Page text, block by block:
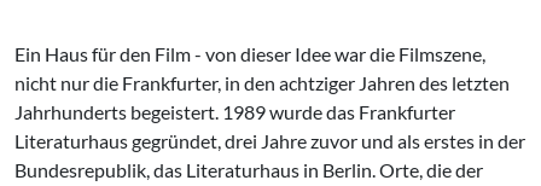
Ein Haus für den Film - von dieser Idee war die Filmszene,
nicht nur die Frankfurter, in den achtziger Jahren des letzten
Jahrhunderts begeistert. 1989 wurde das Frankfurter
Literaturhaus gegründet, drei Jahre zuvor und als erstes in der
Bundesrepublik, das Literaturhaus in Berlin. Orte, die der